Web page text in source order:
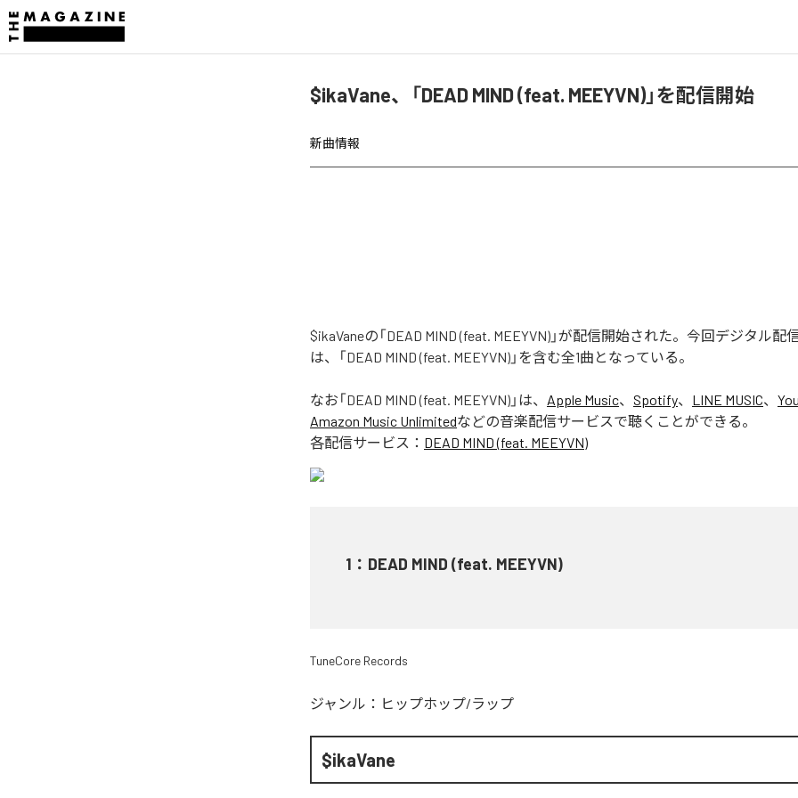
$ikaVane、「DEAD MIND (feat. MEEYVN)」を配信開始
新曲情報
$ikaVaneの「DEAD MIND (feat. MEEYVN)」が配信開始された。今回デジタル配
は、「DEAD MIND (feat. MEEYVN)」を含む全1曲となっている。
なお「DEAD MIND (feat. MEEYVN) 」は、 Apple Music、 Spotify、 LINE MUSIC、
Amazon Music Unlimitedなどの音楽配信サービスで聴くことができる。
各配信サービス： DEAD MIND (feat. MEEYVN)
1 ： DEAD MIND (feat. MEEYVN)
TuneCore Records
ジャンル： ヒップホップ/ラップ
$ikaVane